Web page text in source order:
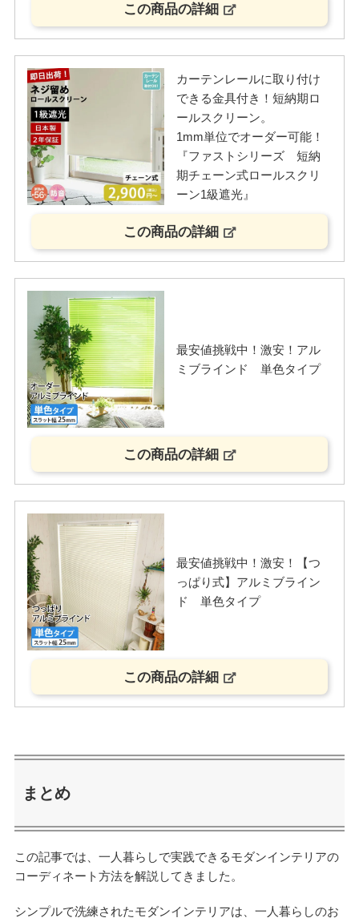
この商品の詳細
カーテンレールに取り付け
できる金具付き！短納期ロ
ールスクリーン。
1mm単位でオーダー可能！
『ファストシリーズ 短納
期チェーン式ロールスクリ
ーン1級遮光』
この商品の詳細
最安値挑戦中！激安！アル
ミブラインド 単色タイプ
この商品の詳細
最安値挑戦中！激安！【つ
っぱり式】アルミブライン
ド 単色タイプ
この商品の詳細
まとめ
この記事では、一人暮らしで実践できるモダンインテリアの
コーディネート方法を解説してきました。
シンプルで洗練されたモダンインテリアは、一人暮らしのお